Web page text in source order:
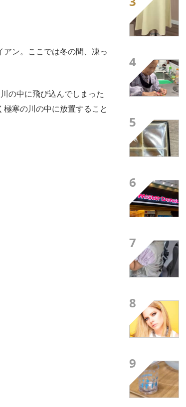
ン。ここでは冬の間、凍っ
の中に飛び込んでしまった
寒の川の中に放置すること
4
5
6
7
8
9